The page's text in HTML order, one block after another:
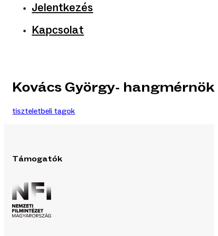
Jelentkezés
Kapcsolat
Kovács György- hangmérnök
tiszteletbeli tagok
Támogatók